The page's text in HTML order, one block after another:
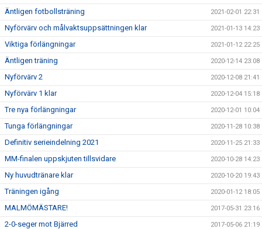
Äntligen fotbollsträning 2021-02-01 22:31
Nyförvärv och målvaktsuppsättningen klar 2021-01-13 14:23
Viktiga förlängningar 2021-01-12 22:25
Äntligen träning 2020-12-14 23:08
Nyförvärv 2 2020-12-08 21:41
Nyförvärv 1 klar 2020-12-04 15:18
Tre nya förlängningar 2020-12-01 10:04
Tunga förlängningar 2020-11-28 10:38
Definitiv serieindelning 2021 2020-11-25 21:33
MM-finalen uppskjuten tillsvidare 2020-10-28 14:23
Ny huvudtränare klar 2020-10-20 19:43
Träningen igång 2020-01-12 18:05
MALMÖMÄSTARE! 2017-05-31 23:16
2-0-seger mot Bjärred 2017-05-06 21:19